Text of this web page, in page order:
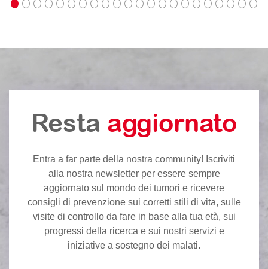
Resta aggiornato
Entra a far parte della nostra community! Iscriviti
alla nostra newsletter per essere sempre
aggiornato sul mondo dei tumori e ricevere
consigli di prevenzione sui corretti stili di vita, sulle
visite di controllo da fare in base alla tua età, sui
progressi della ricerca e sui nostri servizi e
iniziative a sostegno dei malati.